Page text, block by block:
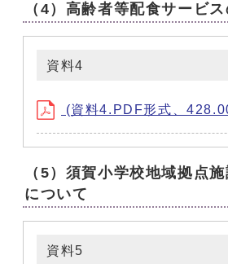
（4）高齢者等配食サービ
資料4
(資料4.PDF形式、
（5）須賀小学校地域拠点
について
資料5